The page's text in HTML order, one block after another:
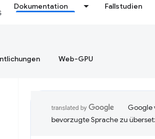
Dokumentation Fallstudien
Web-GPU
Google
bevorzugte Sprache zu